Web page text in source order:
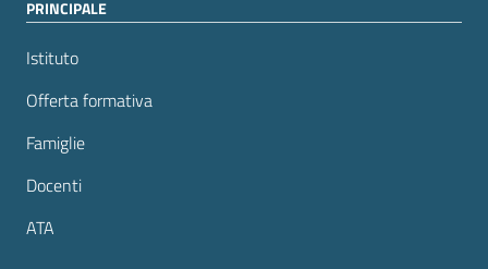
PRINCIPALE
Istituto
Offerta formativa
Famiglie
Docenti
ATA